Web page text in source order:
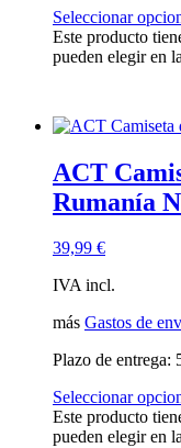
Seleccionar
Este producto
pueden elegir en
ACT
Rumanía
39,99 €
IVA incl.
más Gastos de
Plazo de entrega:
Seleccionar
Este producto
pueden elegir en